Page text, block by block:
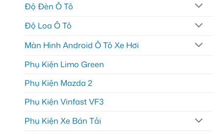
Độ Đèn Ô Tô
Độ Loa Ô Tô
Màn Hình Android Ô Tô Xe Hơi
Phụ Kiện Limo Green
Phụ Kiện Mazda 2
Phụ Kiện Vinfast VF3
Phụ Kiện Xe Bán Tải